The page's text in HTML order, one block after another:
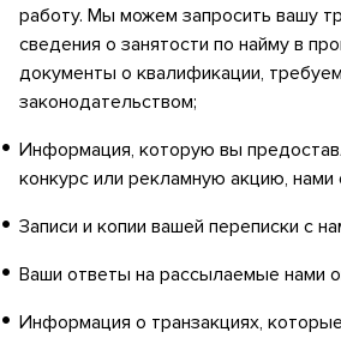
работу. Мы можем запросить вашу
сведения о занятости по найму в
документы о квалификации,
законодательством;
Информация, которую вы
конкурс или рекламную акцию, нами
Записи и копии вашей переписки с
Ваши ответы на рассылаемые нами
Информация о транзакциях,